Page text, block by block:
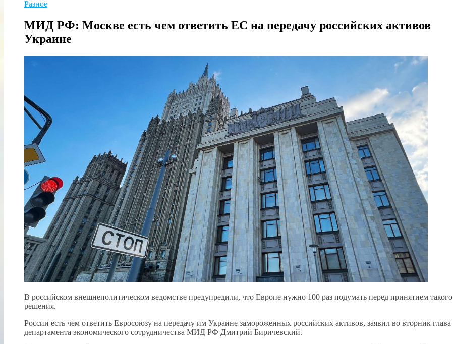
Разное
МИД РФ: Москве есть чем ответить ЕС на передачу российских активов
Украине
В российском внешнеполитическом ведомстве предупредили, что Европе нужно 100 раз подумать перед принятием такого
решения.
России есть чем ответить Евросоюзу на передачу им Украине замороженных российских активов, заявил во вторник глава
департамента экономического сотрудничества МИД РФ Дмитрий Биричевский.